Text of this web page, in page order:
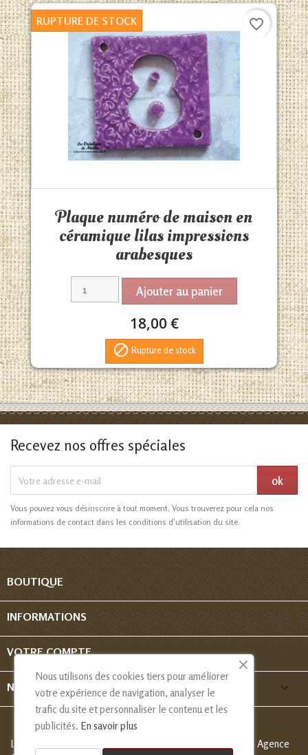
Plaque numéro de maison en
céramique lilas impressions
arabesques
Ajouter au panier
18,00 €
 Rupture de stock
RUPTURE DE STOCK favorite_border
Recevez nos offres spéciales
Vous pouvez vous désinscrire à tout moment. Vous trouverez pour cela nos
informations de contact dans les conditions d'utilisation du site.
BOUTIQUE 
INFORMATIONS 
VOTRE COMPTE 
NOUS CONTACTER keyboard_arrow_down
Les Créations de Nadia - Copyright
© 2013-2026 - Création Agence
Nous utilisons des cookies tiers pour améliorer
votre expérience de navigation, analyser le
trafic du site et personnaliser le contenu et les
publicités. En savoir plus